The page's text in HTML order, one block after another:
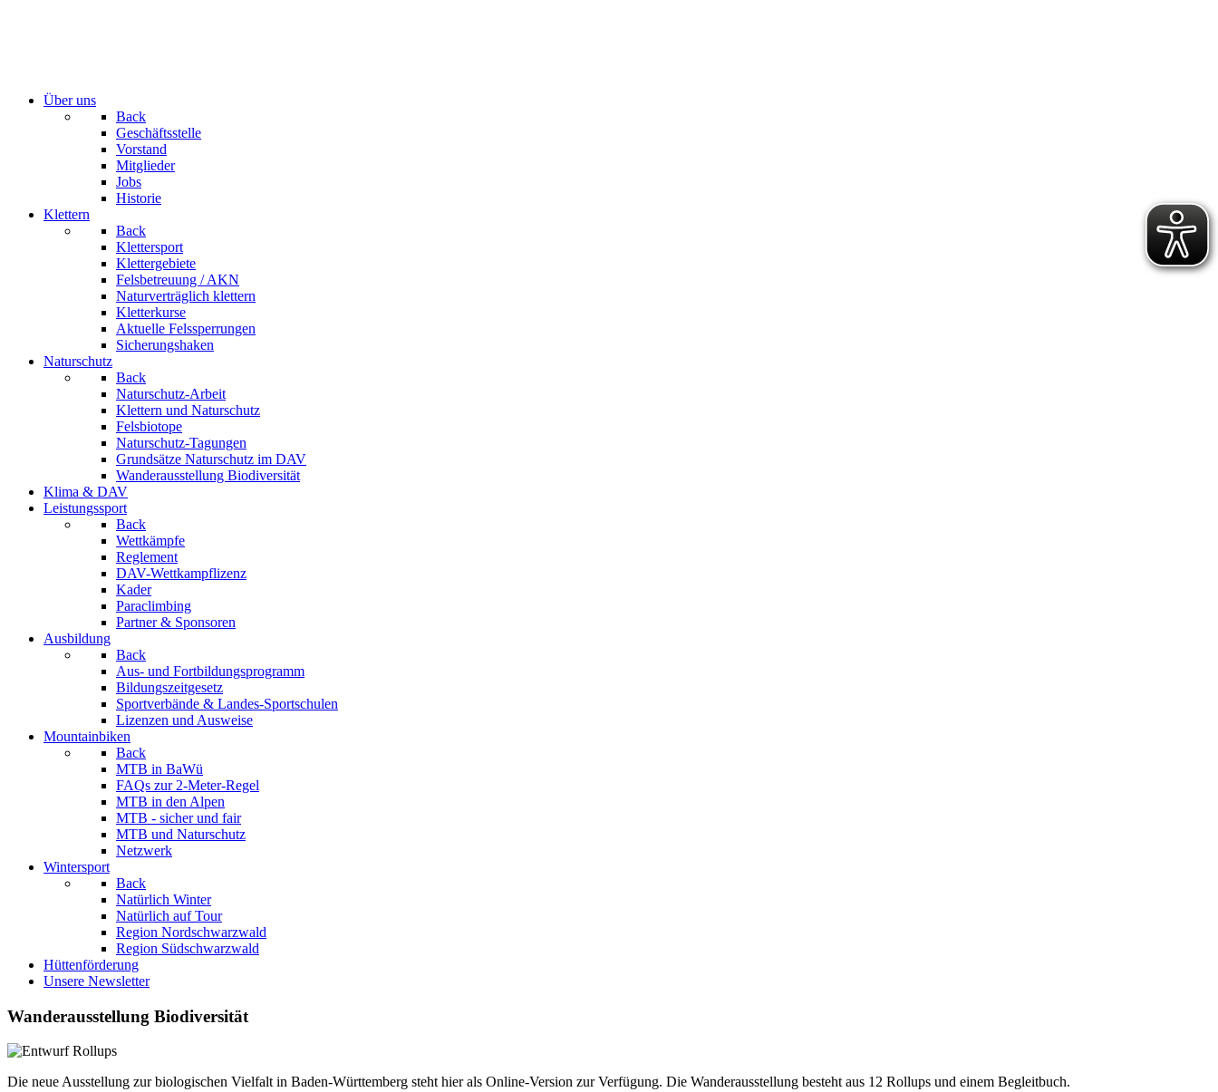
Über uns
Back
Geschäftsstelle
Vorstand
Mitglieder
Jobs
Historie
Klettern
Back
Klettersport
Klettergebiete
Felsbetreuung / AKN
Naturverträglich klettern
Kletterkurse
Aktuelle Felssperrungen
Sicherungshaken
Naturschutz
Back
Naturschutz-Arbeit
Klettern und Naturschutz
Felsbiotope
Naturschutz-Tagungen
Grundsätze Naturschutz im DAV
Wanderausstellung Biodiversität
Klima & DAV
Leistungssport
Back
Wettkämpfe
Reglement
DAV-Wettkampflizenz
Kader
Paraclimbing
Partner & Sponsoren
Ausbildung
Back
Aus- und Fortbildungsprogramm
Bildungszeitgesetz
Sportverbände & Landes-Sportschulen
Lizenzen und Ausweise
Mountainbiken
Back
MTB in BaWü
FAQs zur 2-Meter-Regel
MTB in den Alpen
MTB - sicher und fair
MTB und Naturschutz
Netzwerk
Wintersport
Back
Natürlich Winter
Natürlich auf Tour
Region Nordschwarzwald
Region Südschwarzwald
Hüttenförderung
Unsere Newsletter
Wanderausstellung Biodiversität
Die neue Ausstellung zur biologischen Vielfalt in Baden-Württemberg steht hier als Online-Version zur Verfügung. Die Wanderausstellung besteht aus 12 Rollups und einem Begleitbuch.